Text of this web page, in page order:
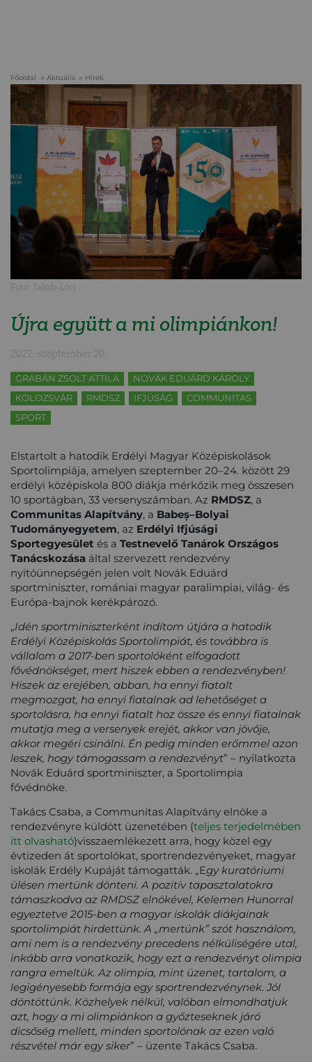
Főoldal Aktuális Hírek
Fotó: Jakab Lóri
Újra együtt a mi olimpiánkon!
2022. szeptember 20.
GRABÁN ZSOLT ATTILA
NOVÁK EDUÁRD KÁROLY
KOLOZSVÁR
RMDSZ IFJÚSÁG
COMMUNITAS
SPORT
Elstartolt a hatodik Erdélyi Magyar Középiskolások
Sportolimpiája, amelyen szeptember 20–24. között 29
erdélyi középiskola 800 diákja mérkőzik meg összesen
10 sportágban, 33 versenyszámban. Az RMDSZ, a
Communitas Alapítvány, a Babeș–Bolyai
Tudományegyetem, az Erdélyi Ifjúsági
Sportegyesület és a Testnevelő Tanárok Országos
Tanácskozása által szervezett rendezvény
nyitóünnepségén jelen volt Novák Eduárd
sportminiszter, romániai magyar paralimpiai, világ- és
Európa-bajnok kerékpározó.
„Idén sportminiszterként indítom útjára a hatodik
Erdélyi Középiskolás Sportolimpiát, és továbbra is
vállalom a 2017-ben sportolóként elfogadott
fővédnökséget, mert hiszek ebben a rendezvényben!
Hiszek az erejében, abban, ha ennyi fiatalt
megmozgat, ha ennyi fiatalnak ad lehetőséget a
sportolásra, ha ennyi fiatalt hoz össze és ennyi fiatalnak
mutatja meg a versenyek erejét, akkor van jövője,
akkor megéri csinálni. Én pedig minden erőmmel azon
leszek, hogy támogassam a rendezvényt” – nyilatkozta
Novák Eduárd sportminiszter, a Sportolimpia
fővédnöke.
Takács Csaba, a Communitas Alapítvány elnöke a
rendezvényre küldött üzenetében (teljes terjedelmében
itt olvasható)visszaemlékezett arra, hogy közel egy
évtizeden át sportolókat, sportrendezvényeket, magyar
iskolák Erdély Kupáját támogatták. „Egy kuratóriumi
ülésen mertünk dönteni. A pozitív tapasztalatokra
támaszkodva az RMDSZ elnökével, Kelemen Hunorral
egyeztetve 2015-ben a magyar iskolák diákjainak
sportolimpiát hirdettünk. A „mertünk” szót használom,
ami nem is a rendezvény precedens nélküliségére utal,
inkább arra vonatkozik, hogy ezt a rendezvényt olimpia
rangra emeltük. Az olimpia, mint üzenet, tartalom, a
legigényesebb formája egy sportrendezvénynek. Jól
döntöttünk. Közhelyek nélkül, valóban elmondhatjuk
azt, hogy a mi olimpiánkon a győzteseknek járó
dicsőség mellett, minden sportolónak az ezen való
részvétel már egy siker” – üzente Takács Csaba.